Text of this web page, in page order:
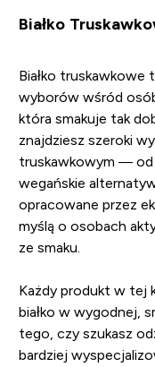
Białko
Białko truskawkowe
wyborów wśród
która smakuje tak
znajdziesz szeroki
truskawkowym —
wegańskie
opracowane przez
myślą o osobach
ze smaku.
Każdy produkt w tej
białko w wygodnej,
tego, czy szukasz
bardziej